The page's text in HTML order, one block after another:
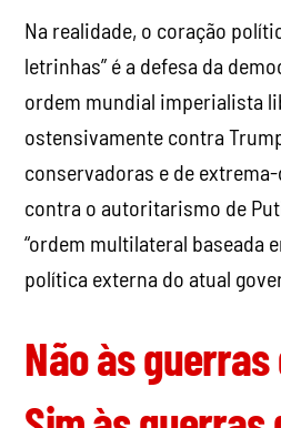
Na realidade, o coração
letrinhas” é a defesa da
ordem mundial imperialista
ostensivamente contra
conservadoras e de
contra o autoritarismo de
“ordem multilateral baseada
política externa do atual
Não às